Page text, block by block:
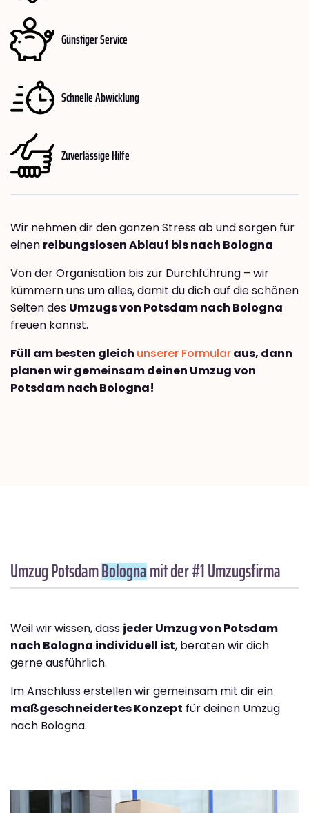
Günstiger Service
Schnelle Abwicklung
Zuverlässige Hilfe
Wir nehmen dir den ganzen Stress ab und sorgen für
einen reibungslosen Ablauf bis nach Bologna
Von der Organisation bis zur Durchführung – wir
kümmern uns um alles, damit du dich auf die schönen
Seiten des Umzugs von Potsdam nach Bologna
freuen kannst.
Füll am besten gleich unserer Formularaus, dann
planen wir gemeinsam deinen Umzug von
Potsdam nach Bologna!
Umzug PotsdamBolognamit der #1 Umzugsfirma
Weil wir wissen, dass jeder Umzug von Potsdam
nach Bologna individuell ist, beraten wir dich
gerne ausführlich.
Im Anschluss erstellen wir gemeinsam mit dir ein
maßgeschneidertes Konzept für deinen Umzug
nach Bologna.